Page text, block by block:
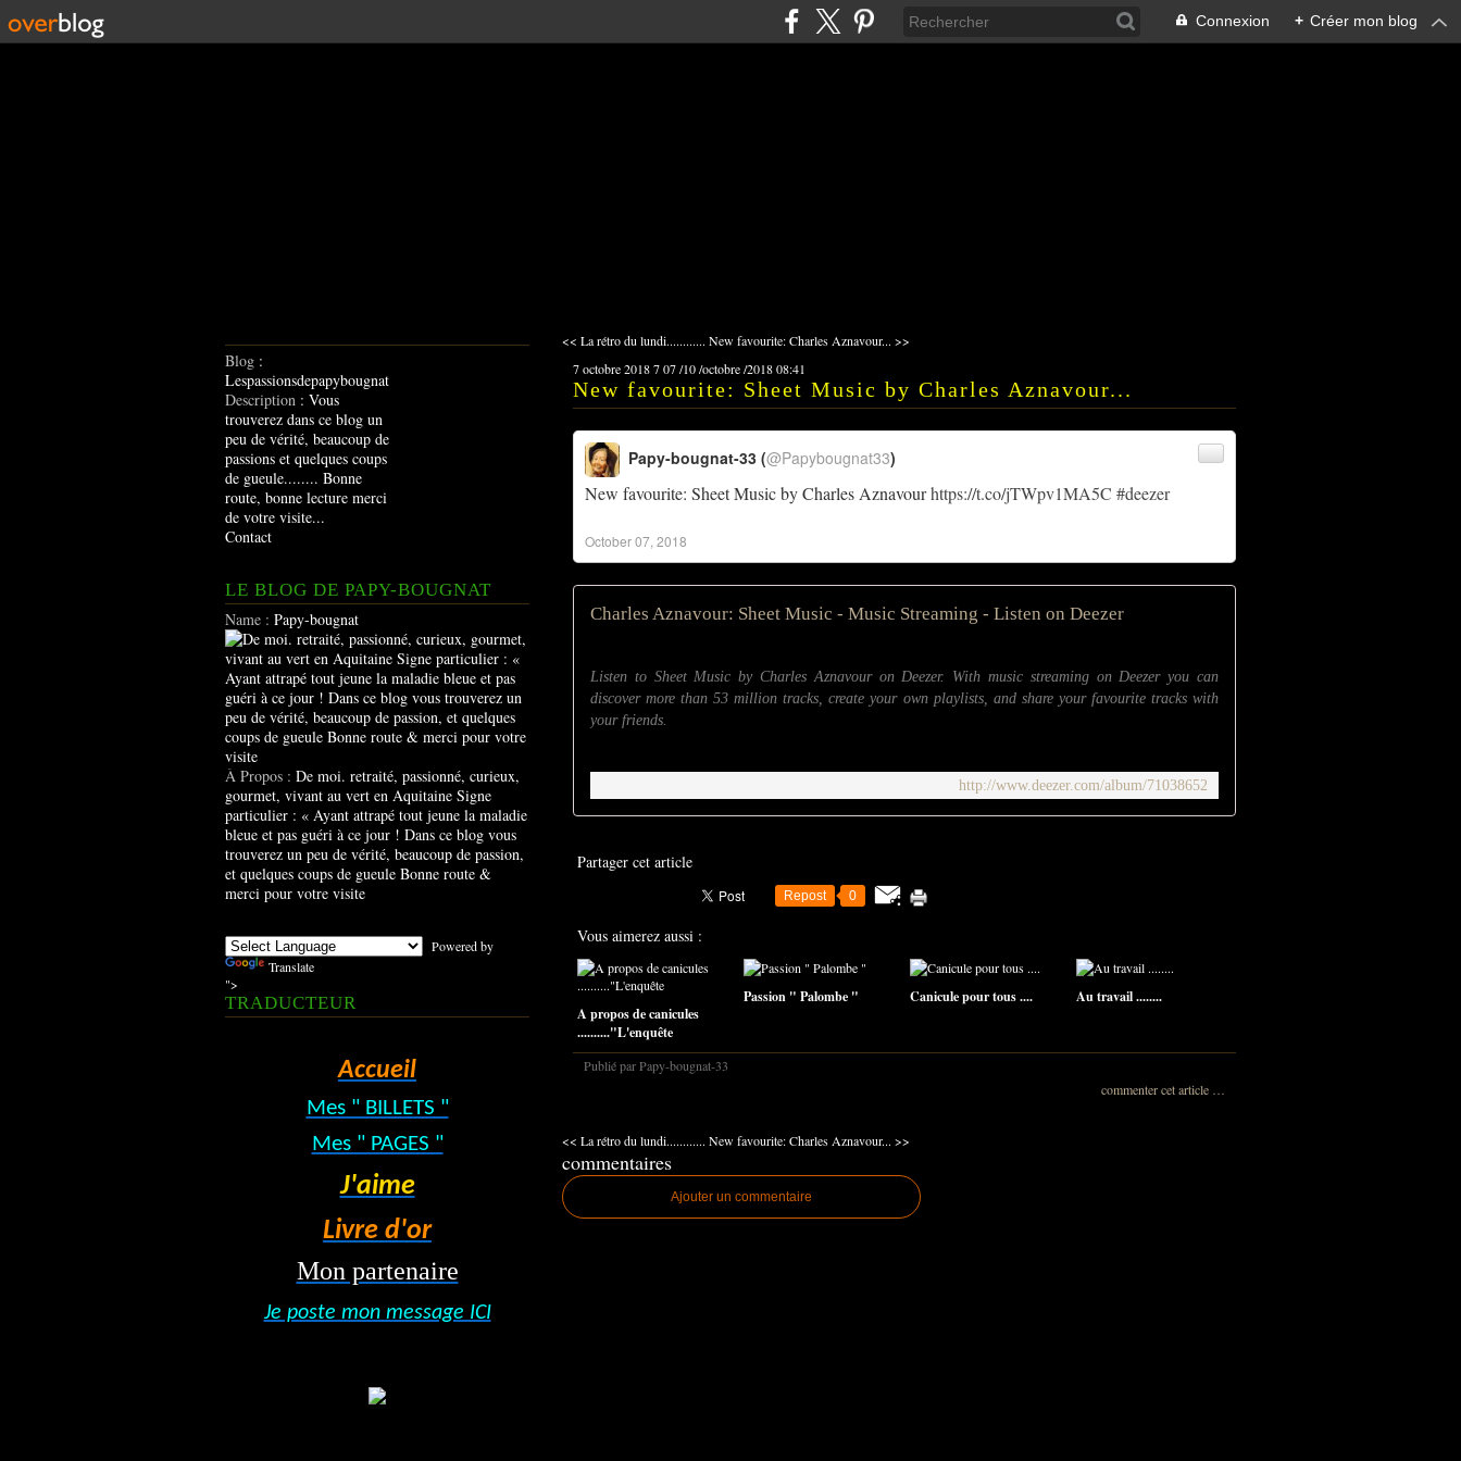
Connexion + Créer mon blog
Blog :
Lespassionsdepapybougnat
Description : Vous
trouverez dans ce blog un
peu de vérité, beaucoup de
passions et quelques coups
de gueule........ Bonne
route, bonne lecture merci
de votre visite...
Contact
LE BLOG DE PAPY-BOUGNAT
Name : Papy-bougnat
À Propos : De moi. retraité, passionné, curieux,
gourmet, vivant au vert en Aquitaine Signe
particulier : « Ayant attrapé tout jeune la maladie
bleue et pas guéri à ce jour ! Dans ce blog vous
trouverez un peu de vérité, beaucoup de passion,
et quelques coups de gueule Bonne route &
merci pour votre visite
Powered by
Translate
">
TRADUCTEUR
Accueil
Mes " BILLETS "
Mes " PAGES "
J'aime
Livre d'or
Mon partenaire
Je poste mon message ICI
<< La rétro du lundi............ New favourite: Charles Aznavour... >>
7 octobre 2018707/10/octobre/201808:41
New favourite: Sheet Music by Charles Aznavour...
New favourite: Sheet Music by Charles Aznavourhttps://t.co/jTWpv1MA5C #deezer
Papy-bougnat-33 (@Papybougnat33)
October 07, 2018
Charles Aznavour: Sheet Music - Music Streaming - Listen on Deezer
Listen to Sheet Music by Charles Aznavour on Deezer. With music streaming on Deezer you can
discover more than 53 million tracks, create your own playlists, and share your favourite tracks with
your friends.
http://www.deezer.com/album/71038652
Partager cet article
Repost 0
Vous aimerez aussi :
A propos de canicules
.........."L'enquête
Passion " Palombe " Canicule pour tous .... Au travail ........
Publié par Papy-bougnat-33
commenter cet article
<< La rétro du lundi............ New favourite: Charles Aznavour... >>
commentaires
Ajouter un commentaire